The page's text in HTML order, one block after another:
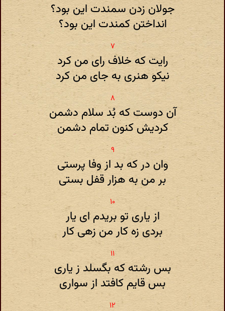
جولان زدن سمندت این بود؟
انداختن کمندت این بود؟
رایت که خلاف رای من کرد
نیکو هنری به جای من کرد
آن دوست که بُد سلام دشمن
کردیش کنون تمام دشمن
وان در که بد از وفا پرستی
بر من به هزار قفل بستی
از یاری تو بریدم ای یار
بردی زه کار من زهی کار
بس رشته که بگسلد ز یاری
بس قایم کافتد از سواری